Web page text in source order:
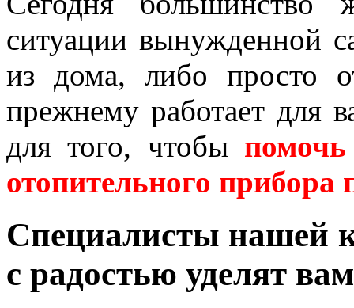
ситуации вынужденной
из дома, либо просто
прежнему работает для
для того, чтобы
отопительного прибора
Специалисты нашей
с радостью уделят